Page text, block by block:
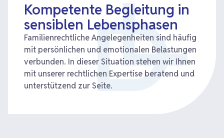
Kompetente Begleitung in
sensiblen Lebensphasen
Familienrechtliche Angelegenheiten sind häufig
mit persönlichen und emotionalen Belastungen
verbunden. In dieser Situation stehen wir Ihnen
mit unserer rechtlichen Expertise beratend und
unterstützend zur Seite.